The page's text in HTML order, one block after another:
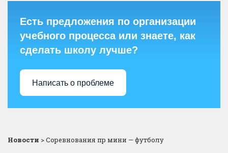
Есть предложения по организации
учебного процесса или знаете, как
сделать школу лучше?
Написать о проблеме
Новости >Соревнования пр мини — футболу